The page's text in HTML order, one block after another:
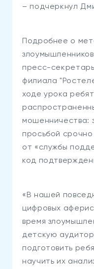
– подчеркнул
Подробнее о
пресс-
филиала
ходе урока
мошенничества:
просьбой срочно
от «службы
код
«В нашей
цифровых
время
детскую
подготовить
научить их